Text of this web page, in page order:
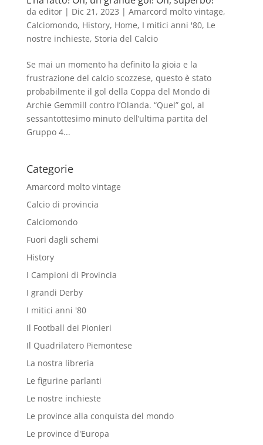
da editor| Dic 21, 2023 | Amarcord molto vintage,
Calciomondo, History, Home, I mitici anni '80, Le
nostre inchieste, Storia del Calcio
Se mai un momento ha definito la gioia e la
frustrazione del calcio scozzese, questo è stato
probabilmente il gol della Coppa del Mondo di
Archie Gemmill contro l’Olanda. “Quel” gol, al
sessantottesimo minuto dell’ultima partita del
Gruppo 4...
Categorie
Amarcord molto vintage
Calcio di provincia
Calciomondo
Fuori dagli schemi
History
I Campioni di Provincia
I grandi Derby
I mitici anni '80
Il Football dei Pionieri
Il Quadrilatero Piemontese
La nostra libreria
Le figurine parlanti
Le nostre inchieste
Le province alla conquista del mondo
Le province d'Europa